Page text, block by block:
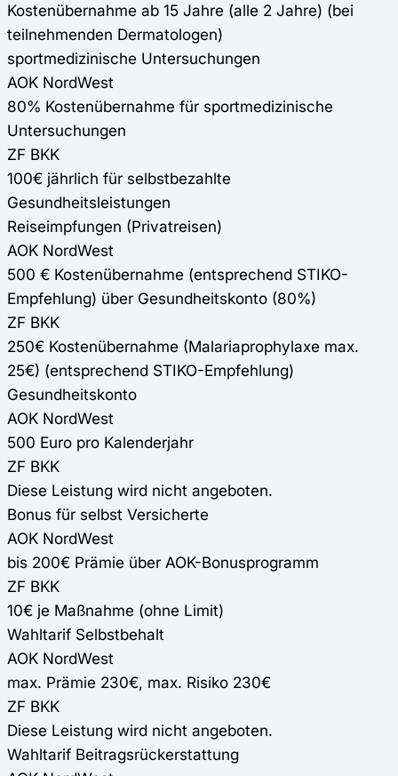
Kostenübernahme ab 15 Jahre (alle 2 Jahre) (bei
teilnehmenden Dermatologen)
sportmedizinische Untersuchungen
AOK NordWest
80% Kostenübernahme für sportmedizinische
Untersuchungen
ZF BKK
100€ jährlich für selbstbezahlte
Gesundheitsleistungen
Reiseimpfungen (Privatreisen)
AOK NordWest
500 € Kostenübernahme (entsprechend STIKO-
Empfehlung) über Gesundheitskonto (80%)
ZF BKK
250€ Kostenübernahme (Malariaprophylaxe max.
25€) (entsprechend STIKO-Empfehlung)
Gesundheitskonto
AOK NordWest
500 Euro pro Kalenderjahr
ZF BKK
Diese Leistung wird nicht angeboten.
Bonus für selbst Versicherte
AOK NordWest
bis 200€ Prämie über AOK-Bonusprogramm
ZF BKK
10€ je Maßnahme (ohne Limit)
Wahltarif Selbstbehalt
AOK NordWest
max. Prämie 230€, max. Risiko 230€
ZF BKK
Diese Leistung wird nicht angeboten.
Wahltarif Beitragsrückerstattung